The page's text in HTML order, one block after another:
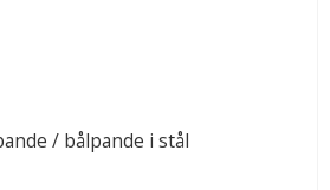
/ bålpande i stål